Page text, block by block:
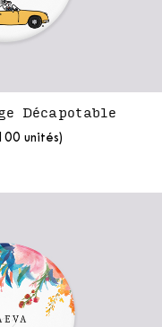
Décapotable
unités)